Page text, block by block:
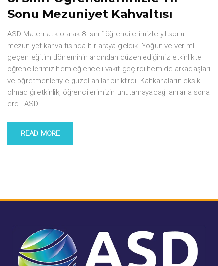
Sonu Mezuniyet Kahvaltısı
ASD Matematik olarak 8. sınıf öğrencilerimizle yıl sonu
mezuniyet kahvaltısında bir araya geldik. Yoğun ve verimli
geçen eğitim döneminin ardından düzenlediğimiz etkinlikte
öğrencilerimiz hem eğlenceli vakit geçirdi hem de arkadaşları
ve öğretmenleriyle güzel anılar biriktirdi. Kahkahaların eksik
olmadığı etkinlik, öğrencilerimizin unutamayacağı anılarla sona
erdi. ASD …
READ MORE